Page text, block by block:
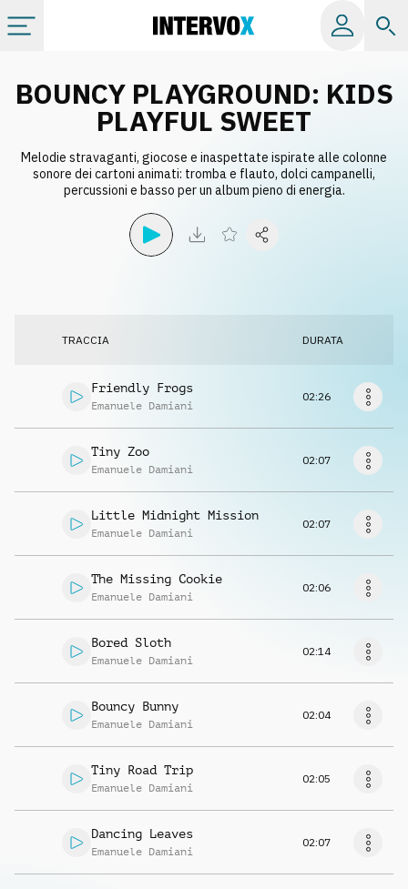
Label
Richiedi musica
BOUNCY PLAYGROUND: KIDS
PLAYFUL SWEET
Melodie stravaganti, giocose e inaspettate ispirate alle colonne
sonore dei cartoni animati: tromba e flauto, dolci campanelli,
percussioni e basso per un album pieno di energia.
TRACCIA DURATA
Friendly Frogs
Emanuele Damiani
02:26
Tiny Zoo
Emanuele Damiani
02:07
Little Midnight Mission
Emanuele Damiani
02:07
The Missing Cookie
Emanuele Damiani
02:06
Bored Sloth
Emanuele Damiani
02:14
Bouncy Bunny
Emanuele Damiani
02:04
Tiny Road Trip
Emanuele Damiani
02:05
Dancing Leaves
Emanuele Damiani
02:07